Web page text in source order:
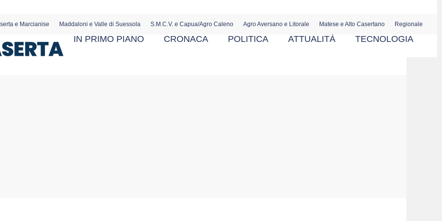
e Marcianise Maddaloni e Valle di Suessola S.M.C.V. e Capua/Agro Caleno Agro Aversano e Litorale Matese e Alto Casertano Regionale
IN PRIMO PIANO CRONACA POLITICA ATTUALITÀ TECNOLOGIA